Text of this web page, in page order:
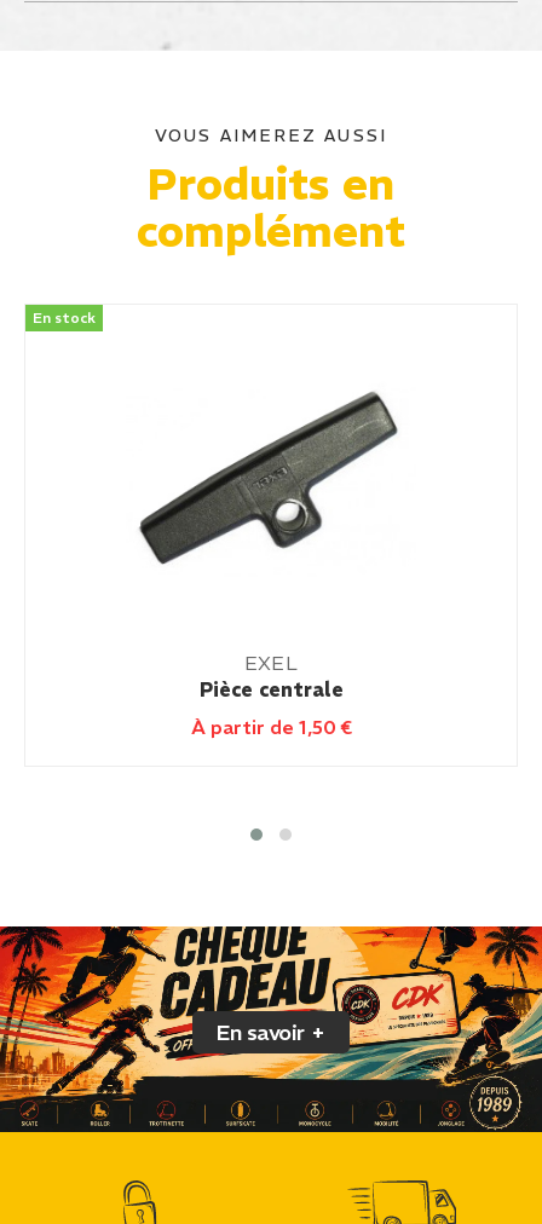
VOUS AIMEREZ AUSSI
Produits en
complément
En stock
EXEL
Pièce centrale
À partir de 1,50€
En savoir +